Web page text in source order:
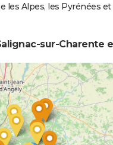
les Alpes, les Pyrénées
sur-Charente